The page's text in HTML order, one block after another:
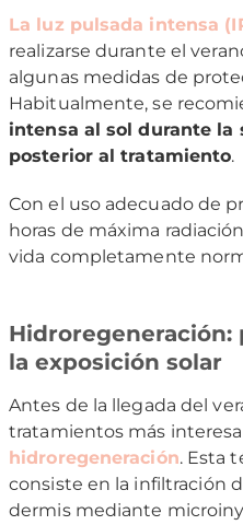
La luz pulsada intensa
realizarse durante el
algunas medidas de
Habitualmente, se
intensa al sol durante la
posterior al tratamiento.
Con el uso adecuado de
horas de máxima
vida completamente
Hidroregeneración:
la exposición solar
Antes de la llegada del
tratamientos más
hidroregeneración. Esta
consiste en la infiltración
dermis mediante